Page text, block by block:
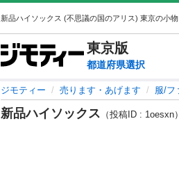
東京版
都道府県選択
ジモティー 売ります・あげます 服/フ
新品ハイソックス （投稿ID : 1oesxn）